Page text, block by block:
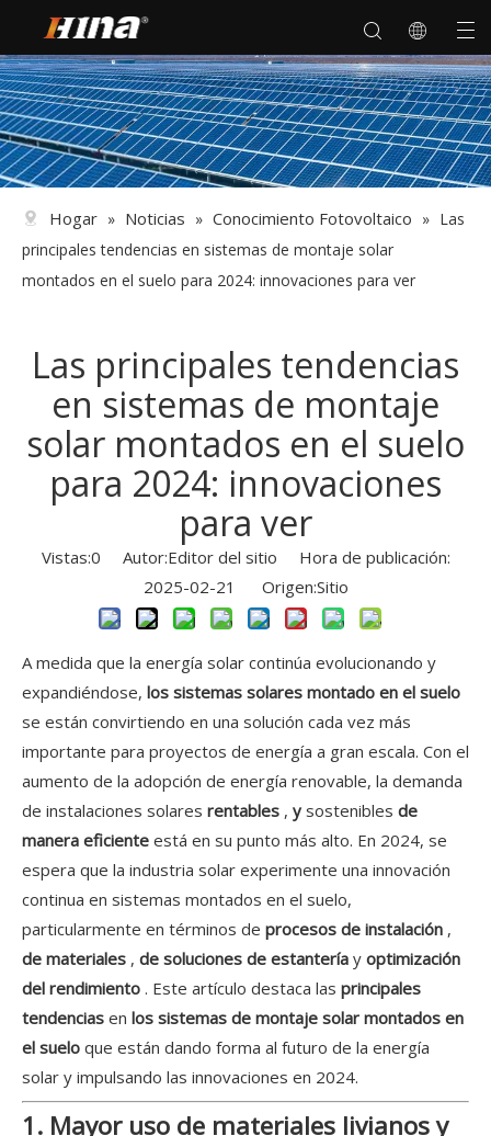
Hogar » Noticias » Conocimiento Fotovoltaico » Las
principales tendencias en sistemas de montaje solar
montados en el suelo para 2024: innovaciones para ver
Las principales tendencias
en sistemas de montaje
solar montados en el suelo
para 2024: innovaciones
para ver
Vistas:0 Autor:Editor del sitio Hora de publicación:
2025-02-21 Origen:Sitio
A medida que la energía solar continúa evolucionando y
expandiéndose, los sistemas solares montado en el suelo
se están convirtiendo en una solución cada vez más
importante para proyectos de energía a gran escala. Con el
aumento de la adopción de energía renovable, la demanda
de instalaciones solares rentables , y sostenibles de
manera eficiente está en su punto más alto. En 2024, se
espera que la industria solar experimente una innovación
continua en sistemas montados en el suelo,
particularmente en términos de procesos de instalación ,
de materiales , de soluciones de estantería y optimización
del rendimiento . Este artículo destaca las principales
tendencias en los sistemas de montaje solar montados en
el suelo que están dando forma al futuro de la energía
solar y impulsando las innovaciones en 2024.
1. Mayor uso de materiales livianos y